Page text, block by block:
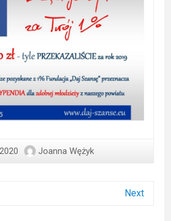
Joanna Wężyk
Next